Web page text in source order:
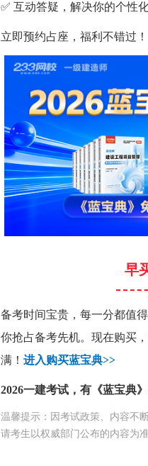
✅ 互动答疑，解决你的个性
立即预约占座，福利不错过！
早
备考时间宝贵，每一分都值
你抢占备考先机。现在购买
满！ 进入购买蓝宝典>>
2026一建考试，有《蓝宝典
温馨提示：因考试政策、内容不
请考生以权威部门公布的内容为准